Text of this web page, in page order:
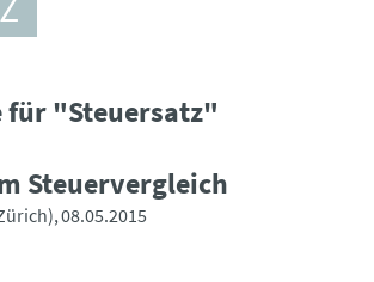
für "Steuersatz"
Steuervergleich
08.05.2015